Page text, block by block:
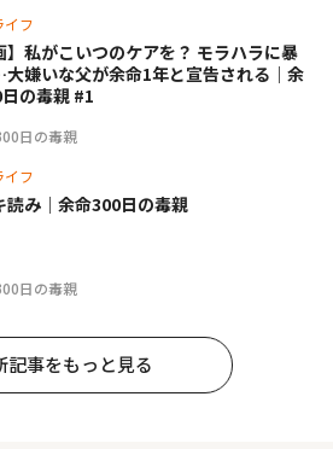
イフ
日の毒親
】私がこいつのケアを？ モラハラに暴
嫌いな父が余命1年と宣告される｜余
の毒親 #1
イフ
日の毒親
読み｜余命300日の毒親
記事をもっと見る